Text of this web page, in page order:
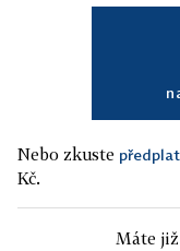
Nebo zkuste
Kč.
Máte